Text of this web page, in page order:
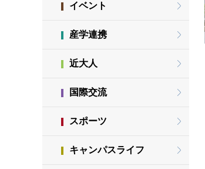
イベント
産学連携
近大人
国際交流
スポーツ
キャンパスライフ